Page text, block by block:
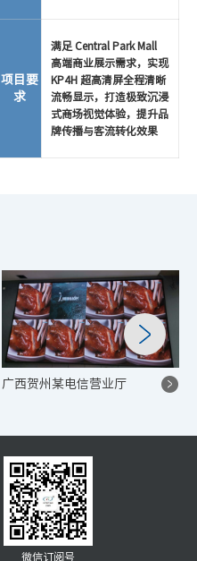
项目要
求
满足 Central Park Mall
高端商业展示需求，实现
KP4H 超高清屏全程清晰
流畅显示，打造极致沉浸
式商场视觉体验，提升品
牌传播与客流转化效果
广西贺州某电信营业厅
微信订阅号